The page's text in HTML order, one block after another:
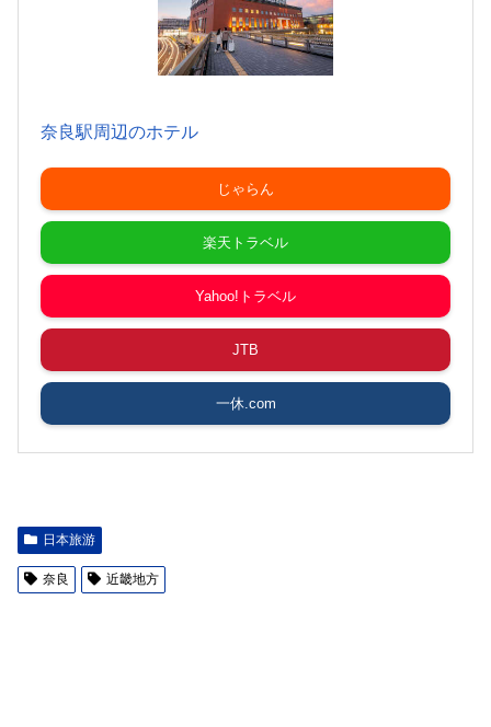
奈良駅周辺のホテル
じゃらん
楽天トラベル
Yahoo!トラベル
JTB
一休.com
日本旅游
奈良 近畿地方